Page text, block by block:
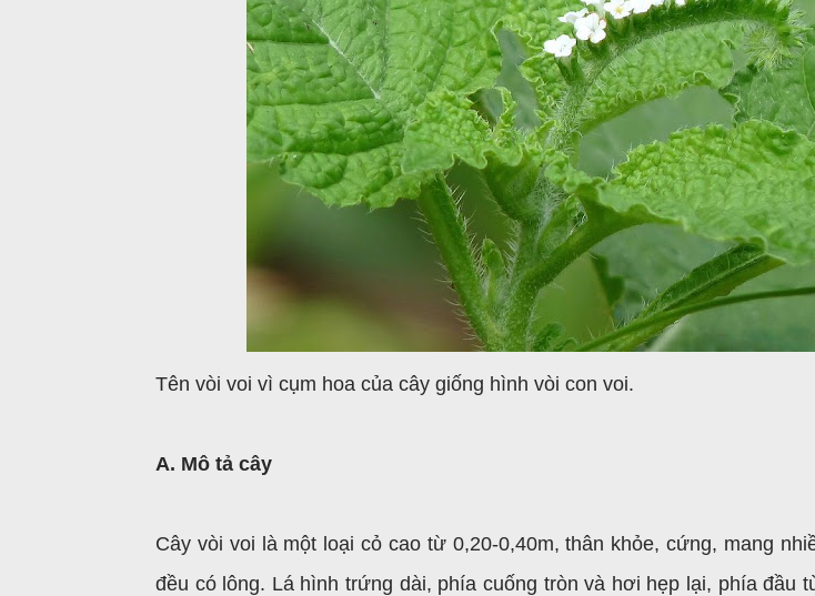
Tên vòi voi vì cụm hoa của cây giống hình vòi con voi.
A. Mô tả cây
Cây vòi voi là một loại cỏ cao từ 0,20-0,40m, thân khỏe, cứng, mang
đều có lông. Lá hình trứng dài, phía cuống tròn và hơi hẹp lại, phía đầu